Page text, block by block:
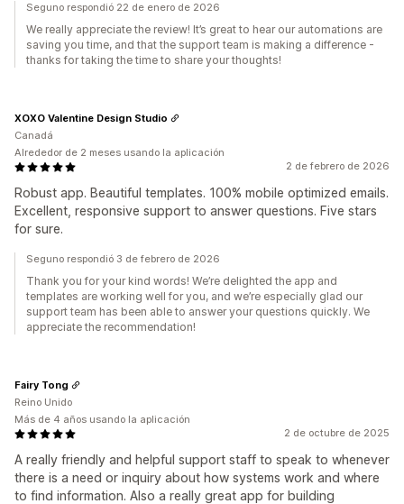
Seguno respondió 22 de enero de 2026
We really appreciate the review! It’s great to hear our automations are
saving you time, and that the support team is making a difference -
thanks for taking the time to share your thoughts!
2 de febrero de 2026
Robust app. Beautiful templates. 100% mobile optimized emails.
Excellent, responsive support to answer questions. Five stars
for sure.
XOXO Valentine Design Studio
Canadá
Alrededor de 2 meses usando la aplicación
Seguno respondió 3 de febrero de 2026
Thank you for your kind words! We’re delighted the app and
templates are working well for you, and we’re especially glad our
support team has been able to answer your questions quickly. We
appreciate the recommendation!
2 de octubre de 2025
A really friendly and helpful support staff to speak to whenever
there is a need or inquiry about how systems work and where
to find information. Also a really great app for building
Fairy Tong
Reino Unido
Más de 4 años usando la aplicación